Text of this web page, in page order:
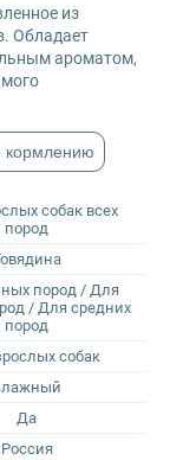
собак всех
пород
пород / Для
/ Для средних
пород
собак
Да
Россия
из
Обладает
ароматом,
кормлению